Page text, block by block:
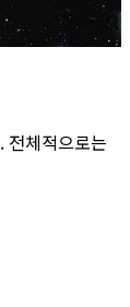
전체적으로는